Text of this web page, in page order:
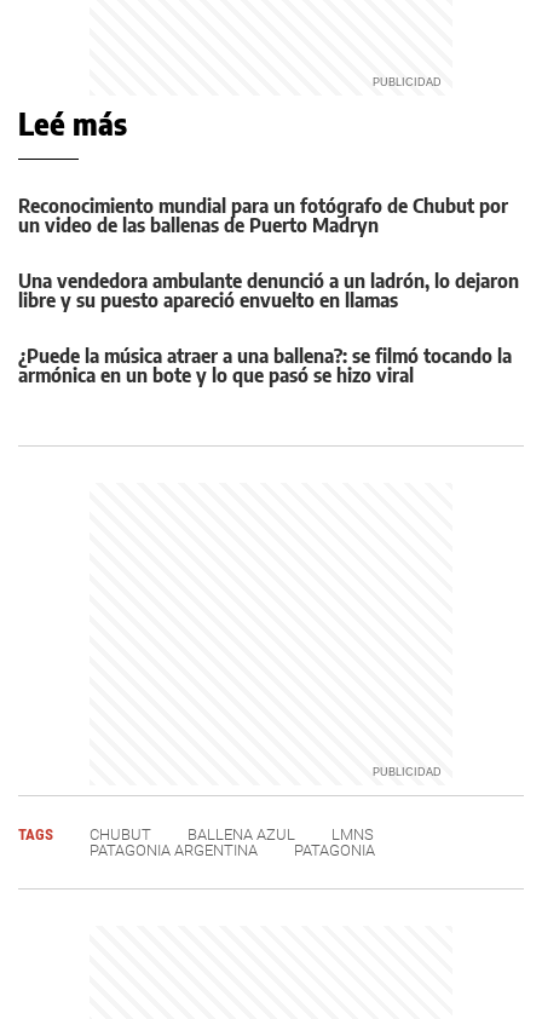
Leé más
Reconocimiento mundial para un fotógrafo de Chubut por
un video de las ballenas de Puerto Madryn
Una vendedora ambulante denunció a un ladrón, lo dejaron
libre y su puesto apareció envuelto en llamas
¿Puede la música atraer a una ballena?: se filmó tocando la
armónica en un bote y lo que pasó se hizo viral
TAGS CHUBUT BALLENA AZUL
LMNS
PATAGONIA ARGENTINA
PATAGONIA